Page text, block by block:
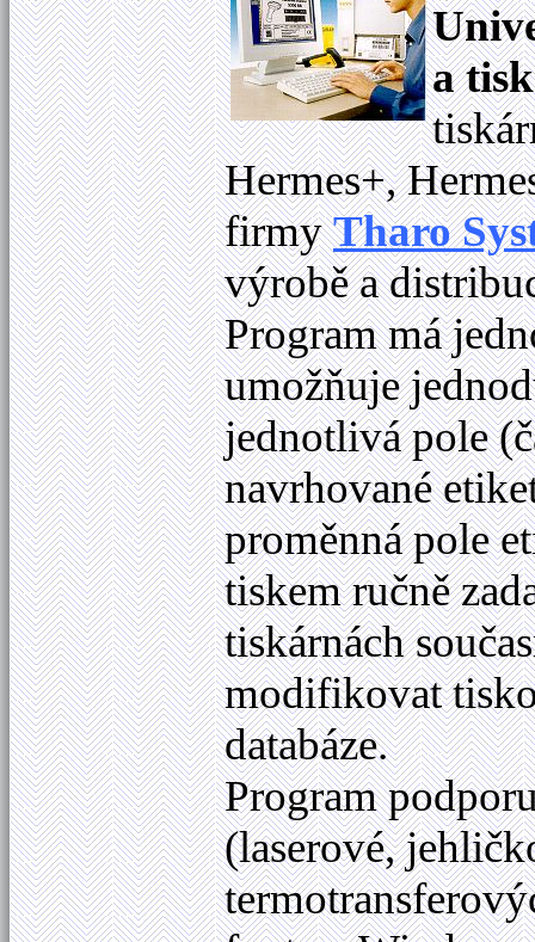
a
Hermes+,
firmyTharo
výrobě a
Program má
umožňuje
jednotlivá pole
navrhované
proměnná pole
tiskem ručně
tiskárnách
modifikovat
databáze.
Program
(laserové,